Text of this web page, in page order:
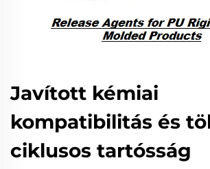
Javított kémiai
kompatibilitás és
ciklusos tartósság